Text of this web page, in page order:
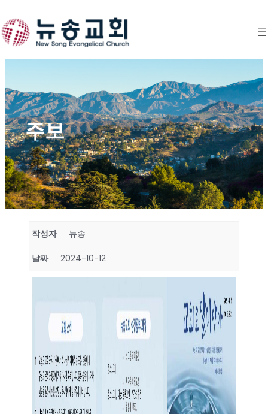
to
content
주보
작성자 뉴송
날짜 2024-10-12